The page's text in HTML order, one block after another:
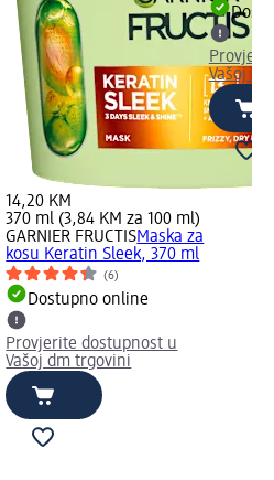
14,20 KM
370 ml (3,84 KM za 100 ml)
GARNIER FRUCTISMaska za
kosu Keratin Sleek, 370 ml
(6)
Dostupno online
Provjerite dostupnost u
Vašoj dm trgovini
Vašoj